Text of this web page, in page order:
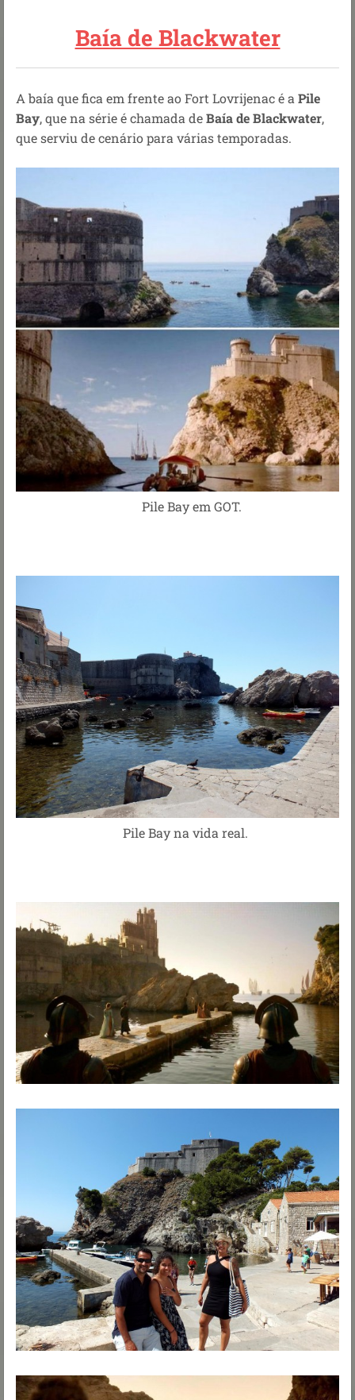
Baía de Blackwater
A baía que fica em frente ao Fort Lovrijenac é a Pile
Bay, que na série é chamada deBaía deBlackwater,
que serviu de cenário para várias temporadas.
Pile Bay em GOT.
Pile Bay na vida real.